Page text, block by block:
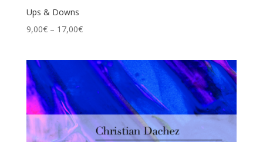
Ups & Downs
9,00€– 17,00€